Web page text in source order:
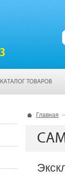
КАТАЛОГ ТОВАРОВ
Главная